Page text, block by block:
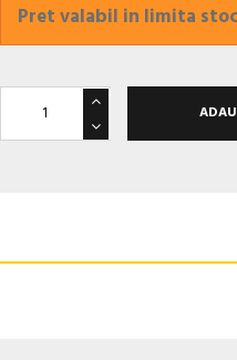
Pret valabil in limita